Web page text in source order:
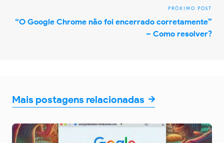
“O Google Chrome não foi encerrado corretamente”
– Como resolver?
Mais postagens relacionadas